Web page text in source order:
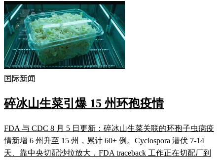
国际新闻
碎冰山生菜引爆 15 州环孢疫情
FDA 与 CDC 8 月 5 日更新：碎冰山生菜关联的环孢子虫病疫
情新增 6 州升至 15 州，累计 60+ 例。Cyclospora 潜伏 7-14
天、靠中央切配沙拉放大，FDA traceback 工作正在切配厂到